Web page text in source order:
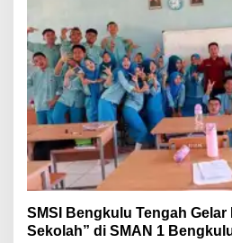
SMSI Bengkulu Tengah Gelar
Sekolah” di SMAN 1